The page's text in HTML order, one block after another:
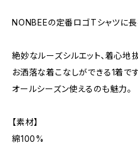
NONBEEの定番ロゴTシャツに長
絶妙なルーズシルエット、着心地
お洒落な着こなしができる1着です
オールシーズン使えるのも魅力。
【素材】
綿100%